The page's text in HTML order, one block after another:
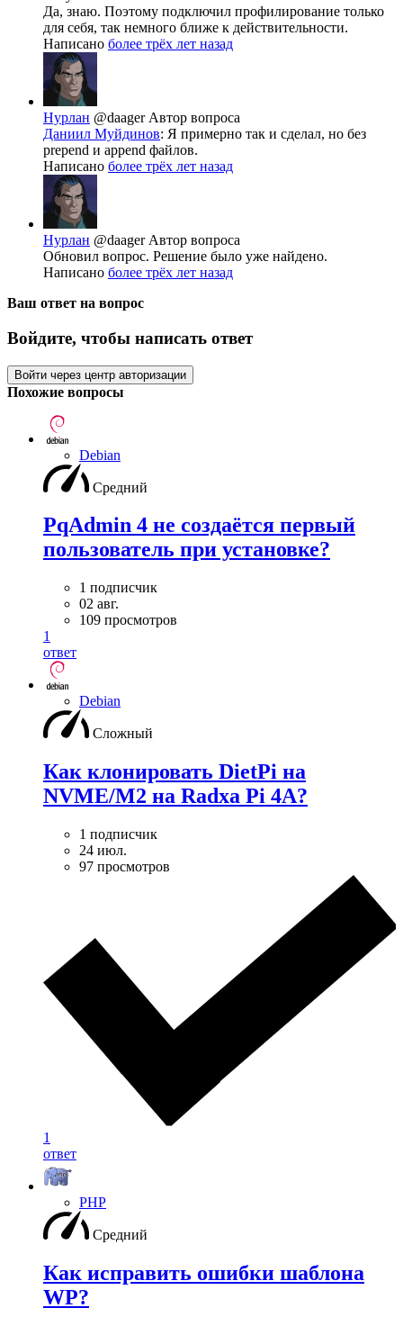
Да, знаю. Поэтому подключил профилирование только
для себя, так немного ближе к действительности.
Написано более трёх лет назад
Нурлан @daager Автор вопроса
Даниил Муйдинов: Я примерно так и сделал, но без
prepend и append файлов.
Написано более трёх лет назад
Нурлан @daager Автор вопроса
Обновил вопрос. Решение было уже найдено.
Написано более трёх лет назад
Ваш ответ на вопрос
Войдите, чтобы написать ответ
Войти через центр авторизации
Похожие вопросы
Debian
Средний
PqAdmin 4 не создаётся первый
пользователь при установке?
1 подписчик
02 авг.
109 просмотров
1
ответ
Debian
Сложный
Как клонировать DietPi на
NVME/M2 на Radxa Pi 4A?
1 подписчик
24 июл.
97 просмотров
1
ответ
PHP
Средний
Как исправить ошибки шаблона
WP?